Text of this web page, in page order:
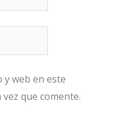
web en este
que comente.